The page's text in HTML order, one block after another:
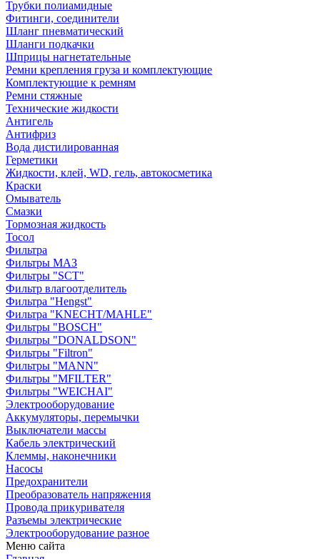
Трубки полиамидные
Фитинги, соединители
Шланг пневматический
Шланги подкачки
Шприцы нагнетательные
Ремни крепления груза и комплектующие
Комплектующие к ремням
Ремни стяжные
Технические жидкости
Антигель
Антифриз
Вода дистилированная
Герметики
Жидкости, клей, WD, гель, автокосметика
Краски
Омыватель
Смазки
Тормозная жидкость
Тосол
Фильтра
Фильтры МАЗ
Фильтры "SCT"
Фильтр влагоотделитель
Фильтра "Hengst"
Фильтра "KNECHT/MAHLE"
Фильтры "BOSCH"
Фильтры "DONALDSON"
Фильтры "Filtron"
Фильтры "MANN"
Фильтры "MFILTER"
Фильтры "WEICHAI"
Электрооборудование
Аккумуляторы, перемычки
Выключатели массы
Кабель электрический
Клеммы, наконечники
Насосы
Предохранители
Преобразователь напряжения
Провода прикуривателя
Разъемы электрические
Электрооборудование разное
Меню сайта